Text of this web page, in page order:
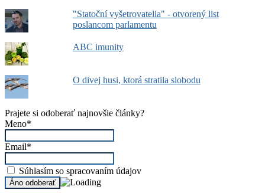
"Statoční vyšetrovatelia" - otvorený list
poslancom parlamentu
ABC imunity
O divej husi, ktorá stratila slobodu
Prajete si odoberať najnovšie články?
Meno*
Email*
Súhlasím so spracovaním údajov